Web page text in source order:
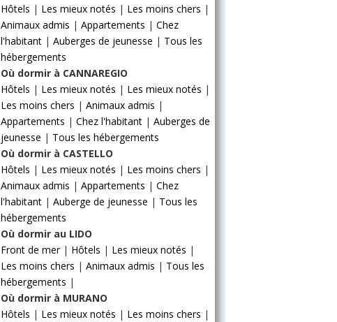
Hôtels | Les mieux notés | Les moins chers |
Animaux admis | Appartements | Chez
l'habitant| Auberges de jeunesse | Tous les
hébergements
Où dormir à CANNAREGIO
Hôtels | Les mieux notés | Les mieux notés |
Les moins chers | Animaux admis |
Appartements | Chez l'habitant| Auberges de
jeunesse | Tous les hébergements
Où dormir à CASTELLO
Hôtels | Les mieux notés | Les moins chers |
Animaux admis | Appartements | Chez
l'habitant| Auberge de jeunesse | Tous les
hébergements
Où dormir au LIDO
Front de mer| Hôtels | Les mieux notés |
Les moins chers | Animaux admis | Tous les
hébergements |
Où dormir à MURANO
Hôtels | Les mieux notés | Les moins chers |